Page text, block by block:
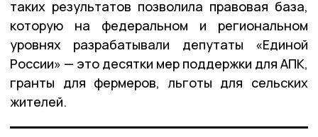
таких результатов позволила правовая база,
которую на федеральном и региональном
уровнях разрабатывали депутаты «Единой
России» — это десятки мер поддержки для АПК,
гранты для фермеров, льготы для сельских
жителей.